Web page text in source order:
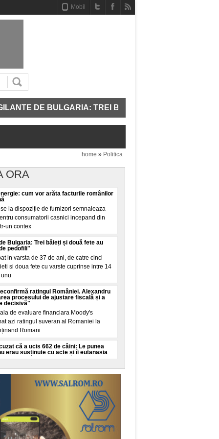
Mobil
DE BULGARIA: TREI BĂIEȚI ȘI DOUĂ FETE AU
home » Politica
ORA
cum vor arăta facturile românilor
la dispoziție de furnizori semnaleaza
consumatorii casnici incepand din
un contex
Bulgaria: Trei băieți și două fete au
pedofili"
in varsta de 37 de ani, de catre cinci
si doua fete cu varste cuprinse intre 14
ratingul României. Alexandru
procesului de ajustare fiscală și a
decisivă"
de evaluare financiara Moody's
azi ratingul suveran al Romaniei la
Romani
că a ucis 662 de câini: Le punea
erau susținute cu acte și îi eutanasia
spatiul public "Auschwitz-ul cainilor din
ofi
gol-pușcă într-o primărie și a agresat
A încălcat de trei ori ordinul de protecție
Primaria Todirești, din județul Iași, unde
teama la serviciu și iși țin ușile birourilor